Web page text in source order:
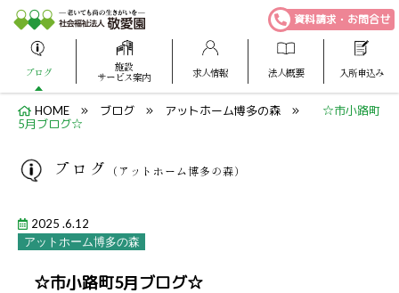
ブログ
施設
サービス案内
求人情報 法人概要 入所申込み
資料請求・お問合せ
HOME ブログ アットホーム博多の森
☆市小路町
5月ブログ☆
ブログ （アットホーム博多の森）
2025 .6.12
アットホーム博多の森
☆市小路町5月ブログ☆